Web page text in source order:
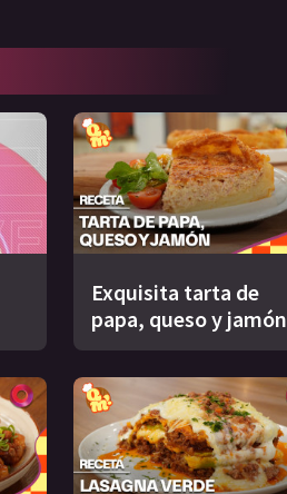
Exquisita tarta de
papa, queso y jamón